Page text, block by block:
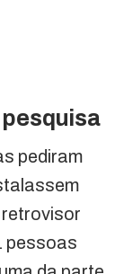
pediram
retrovisor
pessoas